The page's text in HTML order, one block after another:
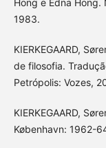
Hong e Edna
1983.
KIERKEGAARD,
de filosofia.
Petrópolis: Vozes,
KIERKEGAARD,
København: 1962-